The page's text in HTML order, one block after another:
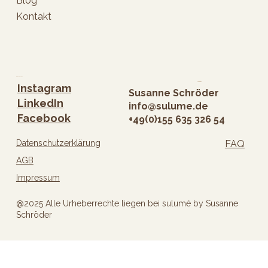
Kontakt
Folge mir
Instagram
LinkedIn
Facebook
Kontakt
Susanne Schröder
info@sulume.de
+49(0)155 635 326 54
Datenschutzerklärung
AGB
Impressum
FAQ
@2025 Alle Urheberrechte liegen bei sulumé by Susanne
Schröder